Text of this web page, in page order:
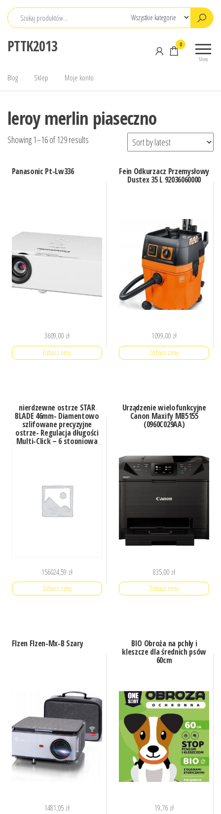
Przejdź
PTTK2013
Menu
0
Blog Sklep Moje konto
leroy merlin piaseczno
Showing 1–16 of 129 results
Panasonic Pt-Lw336
3609,00 zł
Zobacz cenę
Fein Odkurzacz Przemysłowy
Dustex 35 L 92036060000
1099,00 zł
Zobacz cenę
nierdzewne ostrze STAR
BLADE 46mm- Diamentowo
szlifowane precyzyjne
ostrze- Regulacja długości
Multi-Click – 6 stopniowa
156024,59 zł
Zobacz cenę
Urządzenie wielofunkcyjne
Canon Maxify MB5155
(0960C029AA)
835,00 zł
Zobacz cenę
Flzen Flzen-Mx-B Szary
1481,05 zł
BIO Obroża na pchły i
kleszcze dla średnich psów
60cm
19,76 zł